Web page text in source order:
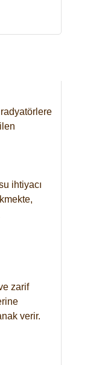
ihtiyacı
zarif
verir.